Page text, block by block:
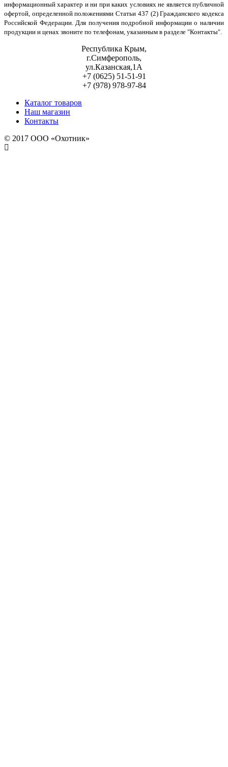
информационный характер и ни при каких условиях не является публичной
офертой, определенной положениями Статьи 437 (2) Гражданского кодекса
Российской Федерации. Для получения подробной информации о наличии
продукции и ценах звоните по телефонам, указанным в разделе "Контакты".
Республика Крым,
г.Симферополь,
ул.Казанская,1А
+7 (0625) 51-51-91
+7 (978) 978-97-84
Каталог товаров
Наш магазин
Контакты
© 2017 ООО «Охотник»